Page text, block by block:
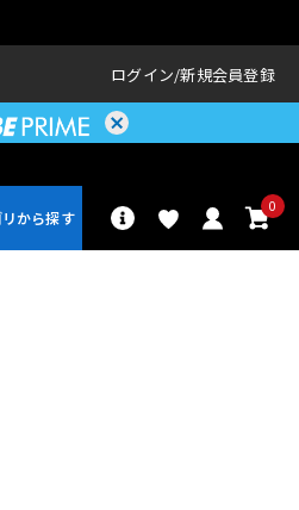
ログイン 新規会員登録
0